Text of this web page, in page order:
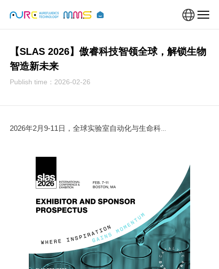
【SLAS 2026】傲睿科技智领全球，解锁生物
智造新未来
Publish time：2026-02-26